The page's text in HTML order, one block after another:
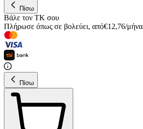
Πίσω
Βάλε τον ΤΚ σου
Πλήρωσε όπως σε βολεύει, από€12,76/μήνα
Πίσω